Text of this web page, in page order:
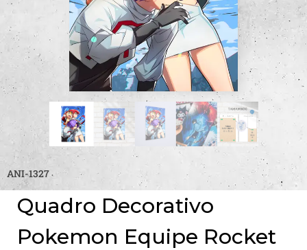
ANI-1327
Quadro Decorativo
Pokemon Equipe Rocket